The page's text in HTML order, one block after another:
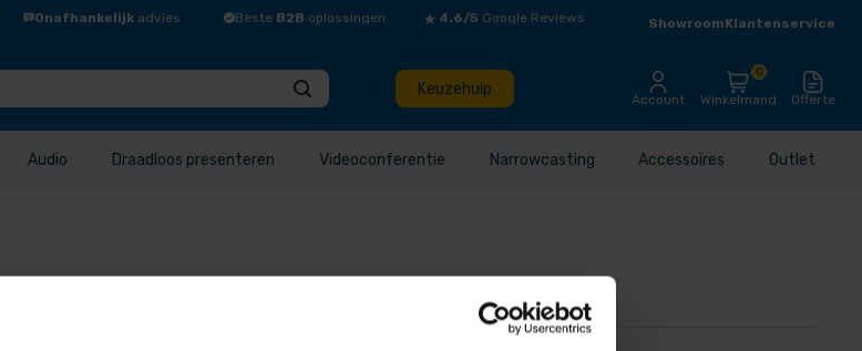
Onafhankelijk advies Beste B2B oplossingen 4.6/5 Google Reviews ShowroomKlantenservice
Keuzehulp
Account Winkelmand
0
Offerte
Audio Draadloos presenteren Videoconferentie Narrowcasting Accessoires Outlet